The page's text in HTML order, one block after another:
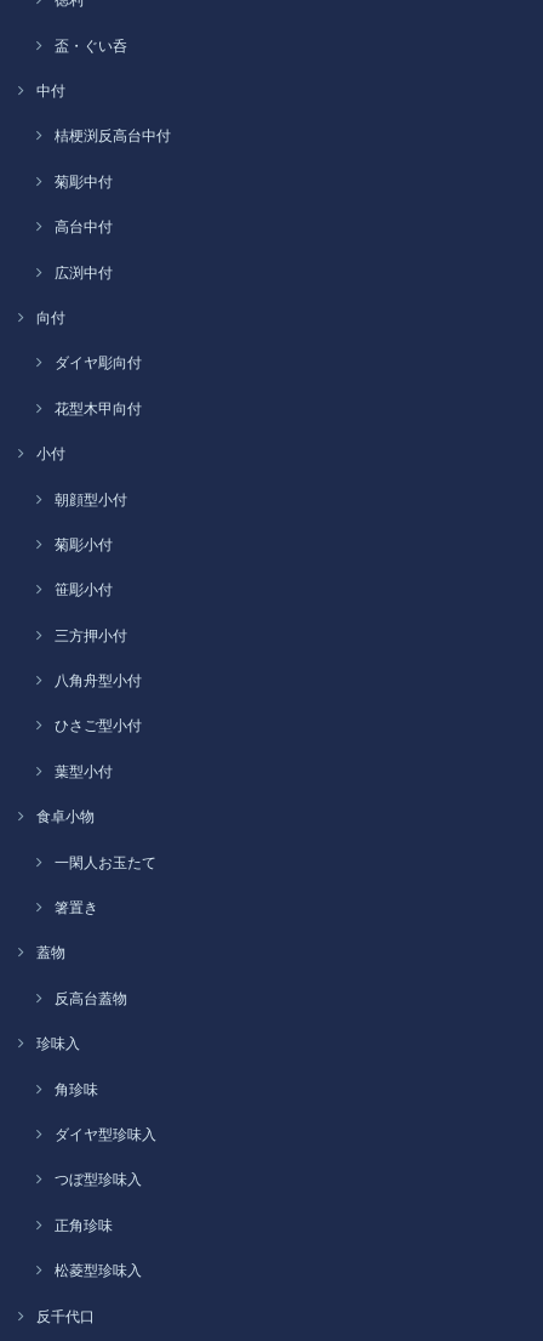
盃・ぐい呑
中付
桔梗渕反高台中付
菊彫中付
高台中付
広渕中付
向付
ダイヤ彫向付
花型木甲向付
小付
朝顔型小付
菊彫小付
笹彫小付
三方押小付
八角舟型小付
ひさご型小付
葉型小付
食卓小物
一閑人お玉たて
箸置き
蓋物
反高台蓋物
珍味入
角珍味
ダイヤ型珍味入
つぼ型珍味入
正角珍味
松菱型珍味入
反千代口